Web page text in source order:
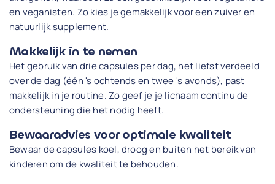
en veganisten. Zo kies je gemakkelijk voor een zuiver en
natuurlijk supplement.
Makkelijk in te nemen
Het gebruik van drie capsules per dag, het liefst verdeeld
over de dag (één 's ochtends en twee 's avonds), past
makkelijk in je routine. Zo geef je je lichaam continu de
ondersteuning die het nodig heeft.
Bewaaradvies voor optimale kwaliteit
Bewaar de capsules koel, droog en buiten het bereik van
kinderen om de kwaliteit te behouden.